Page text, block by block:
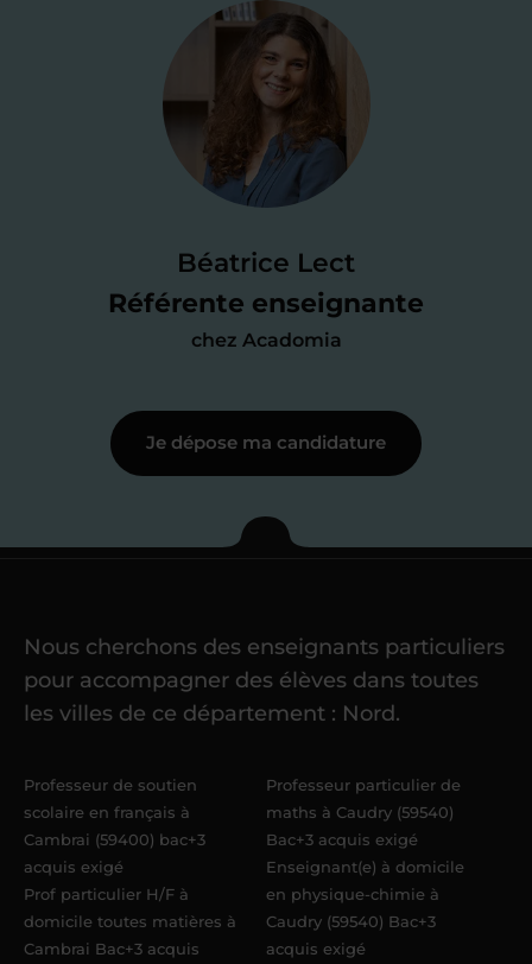
Béatrice Lect
Référente enseignante
chez Acadomia
Je valide ma
candidature
test de 15 minutes
des programmes scolaires(et pouvoir
me mettre à jour au besoin) et
j’échange en direct avec un chargé de
Étape 3
Je commence mes
Une fois ma candidature validée,mon
référent me confie mes premiers
élèves dans un délai de 6 jours
Acadomia.
Je dépose ma candidature
Nous cherchons des enseignants particuliers
pour accompagner des élèves dans toutes
les villes de ce département : Nord.
Professeur de soutien
scolaire en français à
Cambrai (59400) bac+3
acquis exigé
Prof particulier H/F à
domicile toutes matières à
Cambrai Bac+3 acquis
Professeur particulier de
maths à Caudry (59540)
Bac+3 acquis exigé
Enseignant(e) à domicile
en physique-chimie à
Caudry (59540) Bac+3
acquis exigé